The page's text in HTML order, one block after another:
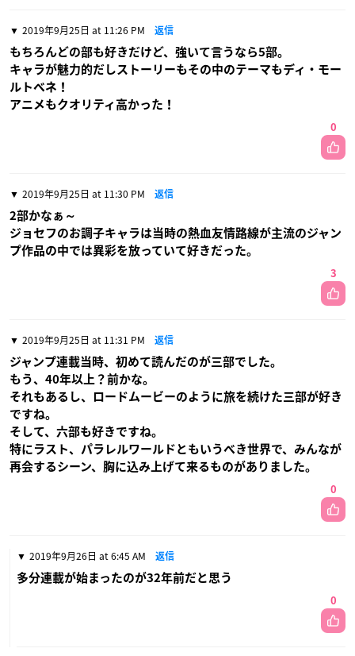
2019年9月25日 at 11:26 PM 返信
もちろんどの部も好きだけど、強いて言うなら5部。
キャラが魅力的だしストーリーもその中のテーマもディ・モー
ルトベネ！
アニメもクオリティ高かった！
0
2019年9月25日 at 11:30 PM 返信
2部かなぁ～
ジョセフのお調子キャラは当時の熱血友情路線が主流のジャン
プ作品の中では異彩を放っていて好きだった。
3
2019年9月25日 at 11:31 PM 返信
ジャンプ連載当時、初めて読んだのが三部でした。
もう、40年以上？前かな。
それもあるし、ロードムービーのように旅を続けた三部が好き
ですね。
そして、六部も好きですね。
特にラスト、パラレルワールドともいうべき世界で、みんなが
再会するシーン、胸に込み上げて来るものがありました。
0
2019年9月26日 at 6:45 AM 返信
多分連載が始まったのが32年前だと思う
0